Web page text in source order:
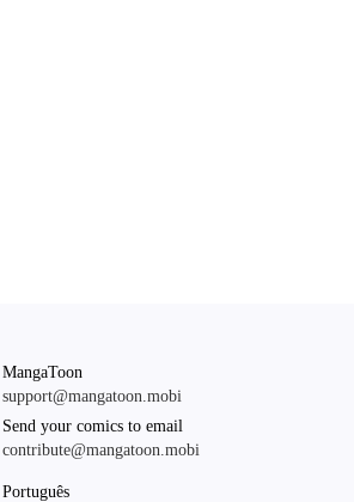
MangaToon
support@mangatoon.mobi
Send your comics to email
contribute@mangatoon.mobi
Português